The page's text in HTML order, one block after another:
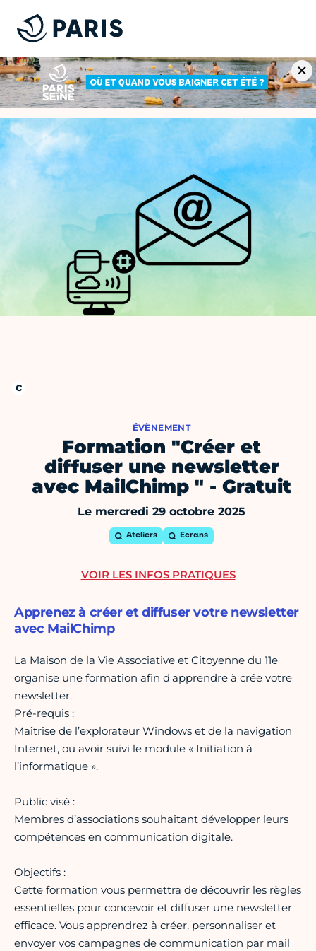
ÉVÈNEMENT
Formation "Créer et
diffuser une newsletter
avec MailChimp " - Gratuit
Le mercredi 29 octobre 2025
Ateliers Ecrans
Apprenez à créer et diffuser votre newsletter
avec MailChimp
La Maison de la Vie Associative et Citoyenne du 11e
organise une formation afin d'apprendre à crée votre
newsletter.
Pré-requis :
Maîtrise de l’explorateur Windows et de la navigation
Internet, ou avoir suivi le module « Initiation à
l’informatique ».
Public visé :
Membres d’associations souhaitant développer leurs
compétences en communication digitale.
Objectifs :
Cette formation vous permettra de découvrir les règles
essentielles pour concevoir et diffuser une newsletter
efficace. Vous apprendrez à créer, personnaliser et
envoyer vos campagnes de communication par mail
VOIR LES INFOS PRATIQUES